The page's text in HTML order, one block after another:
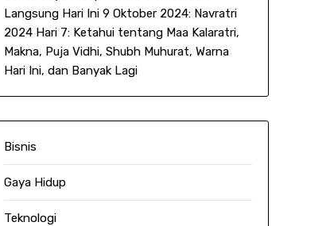
Langsung Hari Ini 9 Oktober 2024: Navratri
2024 Hari 7: Ketahui tentang Maa Kalaratri,
Makna, Puja Vidhi, Shubh Muhurat, Warna
Hari Ini, dan Banyak Lagi
Bisnis
Gaya Hidup
Teknologi